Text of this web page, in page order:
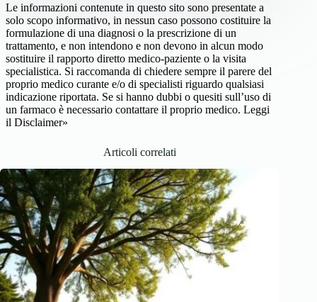
Le informazioni contenute in questo sito sono presentate a
solo scopo informativo, in nessun caso possono costituire la
formulazione di una diagnosi o la prescrizione di un
trattamento, e non intendono e non devono in alcun modo
sostituire il rapporto diretto medico-paziente o la visita
specialistica. Si raccomanda di chiedere sempre il parere del
proprio medico curante e/o di specialisti riguardo qualsiasi
indicazione riportata. Se si hanno dubbi o quesiti sull’uso di
un farmaco è necessario contattare il proprio medico. Leggi
il Disclaimer»
Articoli correlati